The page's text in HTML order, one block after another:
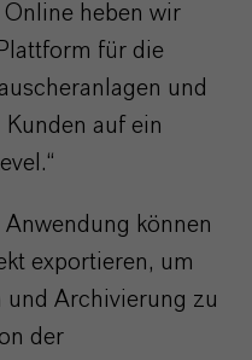
Online heben wir
für die
und
auf ein
können
exportieren, um
und Archivierung zu
der